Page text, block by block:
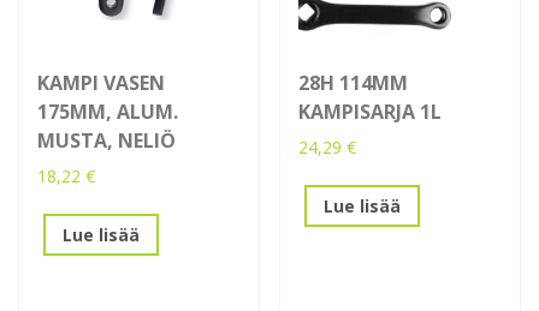
KAMPI VASEN
175MM, ALUM.
MUSTA, NELIÖ
18,22 €
Lue lisää
28H 114MM
KAMPISARJA 1L
24,29€
Lue lisää